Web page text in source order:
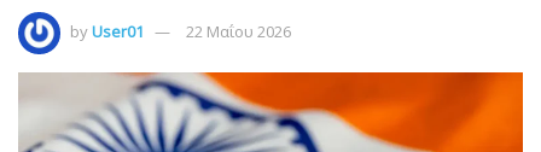
byUser01 22 Μαΐου 2026